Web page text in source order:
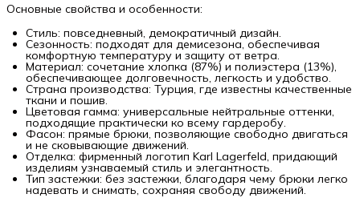
Основные свойства и особенности:
Стиль: повседневный, демократичный дизайн.
Сезонность: подходят для демисезона, обеспечивая
комфортную температуру и защиту от ветра.
Материал: сочетание хлопка (87%) и полиэстера (13%),
обеспечивающее долговечность, легкость и удобство.
Страна производства: Турция, где известны качественные
ткани и пошив.
Цветовая гамма: универсальные нейтральные оттенки,
подходящие практически ко всему гардеробу.
Фасон: прямые брюки, позволяющие свободно двигаться
и не сковывающие движений.
Отделка: фирменный логотип Karl Lagerfeld, придающий
изделиям узнаваемый стиль и элегантность.
Тип застежки: без застежки, благодаря чему брюки легко
надевать и снимать, сохраняя свободу движений.